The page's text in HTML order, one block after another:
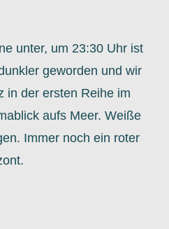
unter, um 23:30 Uhr ist
geworden und wir
in der ersten Reihe im
aufs Meer. Weiße
Immer noch ein roter